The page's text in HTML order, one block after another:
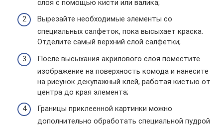
слоя с помощью кисти или валика;
Вырезайте необходимые элементы со
специальных салфеток, пока высыхает краска.
Отделите самый верхний слой салфетки;
После высыхания акрилового слоя поместите
изображение на поверхность комода и нанесите
на рисунок декупажный клей, работая кистью от
центра до края элемента;
Границы приклеенной картинки можно
дополнительно обработать специальной пудрой